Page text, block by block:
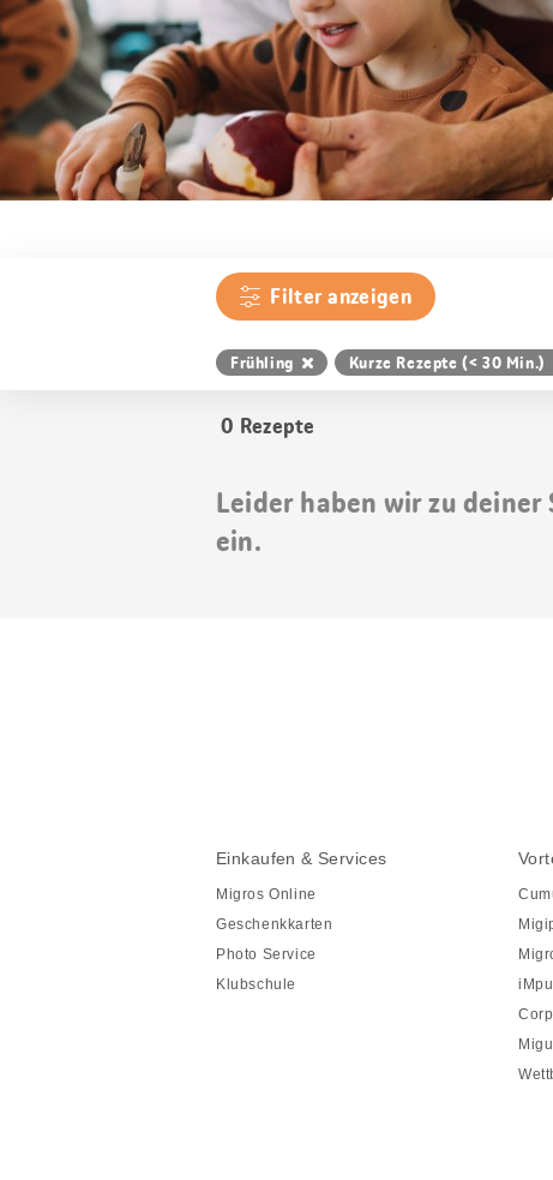
Filter anzeigen
Frühling Kurze Rezepte (< 30 Min.)
0 Rezepte
Leider haben wir zu
ein.
Einkaufen & Services
Migros Online
Geschenkkarten
Photo Service
Klubschule